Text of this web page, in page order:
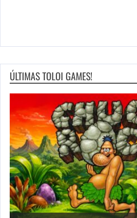
ÚLTIMAS TOLOI GAMES!